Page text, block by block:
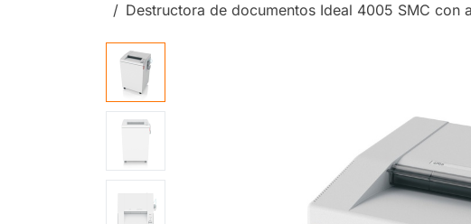
Destructora de documentos Ideal 4005 SMC con